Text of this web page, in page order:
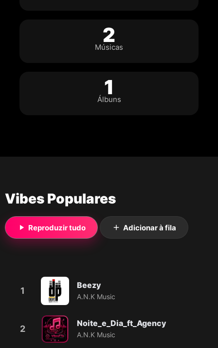
2
Músicas
1
Álbuns
Vibes Populares
Reproduzir tudo Adicionar à fila
1
Beezy
A.N.K Music
2
Noite_e_Dia_ft_Agency
A.N.K Music